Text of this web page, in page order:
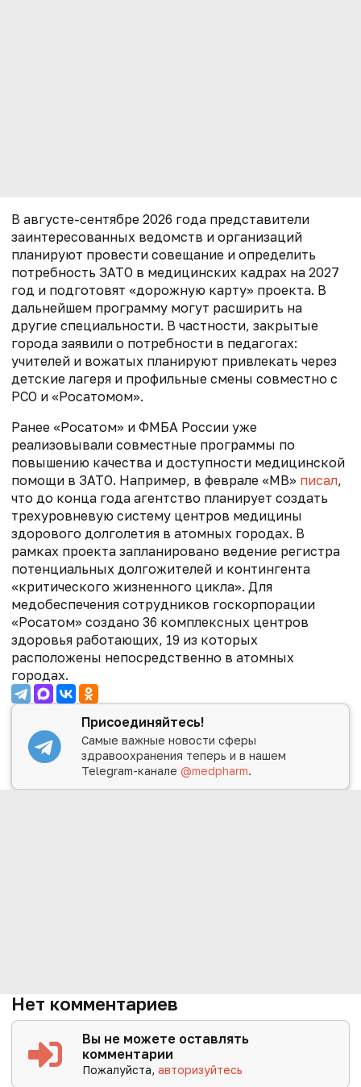
В августе-сентябре 2026 года представители
заинтересованных ведомств и организаций
планируют провести совещание и определить
потребность ЗАТО в медицинских кадрах на 2027
год и подготовят «дорожную карту» проекта. В
дальнейшем программу могут расширить на
другие специальности. В частности, закрытые
города заявили о потребности в педагогах:
учителей и вожатых планируют привлекать через
детские лагеря и профильные смены совместно с
РСО и «Росатомом».
Ранее «Росатом» и ФМБА России уже
реализовывали совместные программы по
повышению качества и доступности медицинской
помощи в ЗАТО. Например, в феврале «МВ» писал,
что до конца года агентство планирует создать
трехуровневую систему центров медицины
здорового долголетия в атомных городах. В
рамках проекта запланировано ведение регистра
потенциальных долгожителей и контингента
«критического жизненного цикла». Для
медобеспечения сотрудников госкорпорации
«Росатом» создано 36 комплексных центров
здоровья работающих, 19 из которых
расположены непосредственно в атомных
городах.
Присоединяйтесь!
Самые важные новости сферы
здравоохранения теперь и в нашем
Telegram-канале@medpharm.
Нет комментариев
Вы не можете оставлять
комментарии
Пожалуйста,авторизуйтесь